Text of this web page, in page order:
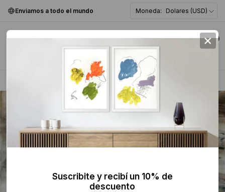
Enviamos a todo el mundo Moneda: Dolares (USD)
0
Figurativa >
×
Suscribite y recibí un 10% de
descuento